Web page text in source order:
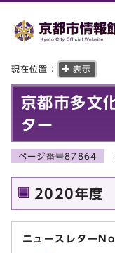
現在位置： 表示
京都市多文
ター
ページ番号87864
2020年度
ニュースレター